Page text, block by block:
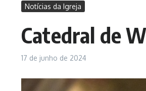
Notícias da Igreja
Catedral de
17 de junho de 2024